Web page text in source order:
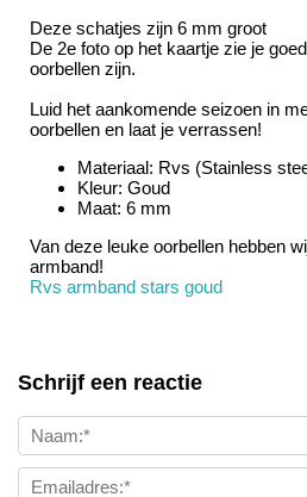
Deze schatjes zijn 6 mm groot
De 2e foto op het kaartje zie je
oorbellen zijn.
Luid het aankomende seizoen in
oorbellen en laat je verrassen!
Materiaal: Rvs (Stainless
Kleur: Goud
Maat: 6 mm
Van deze leuke oorbellen hebben
armband!
Rvs armband stars goud
Schrijf een reactie